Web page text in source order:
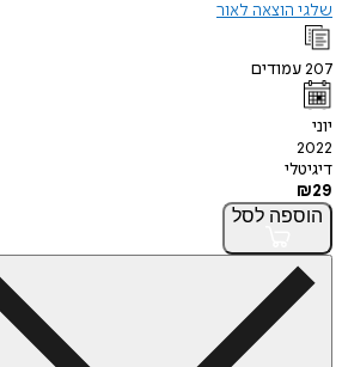
שלגי הוצאה לאור
207עמודים
יוני
2022
דיגיטלי
₪29
הוספה לסל